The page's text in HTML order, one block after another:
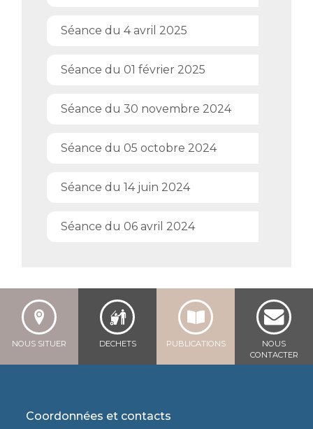
Séance du 4 avril 2025
Séance du 01 février 2025
Séance du 30 novembre 2024
Séance du 05 octobre 2024
Séance du 14 juin 2024
Séance du 06 avril 2024
NOUS SITUER DECHETS PUBLICATIONS
NOUS
CONTACTER
Coordonnées et contacts